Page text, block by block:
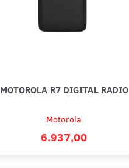
MOTOROLA R7 DIGITAL RADIO
Motorola
6.937,00